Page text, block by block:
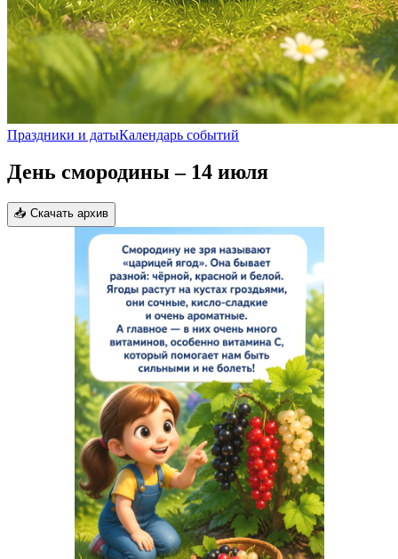
Праздники и датыКалендарь событий
День смородины – 14 июля
📥 Скачать архив